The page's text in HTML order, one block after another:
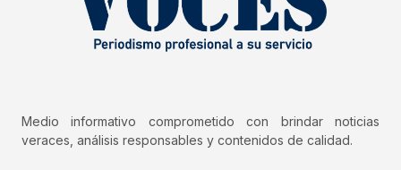
Medio informativo comprometido con brindar noticias
veraces, análisis responsables y contenidos de calidad.